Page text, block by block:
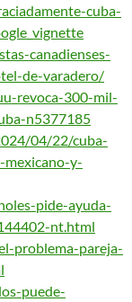
cuba-
canadienses-
de-varadero/
revoca-300-mil-
n5377185
04/22/cuba-
y-
pide-ayuda-
nt.html
problema-pareja-
puede-